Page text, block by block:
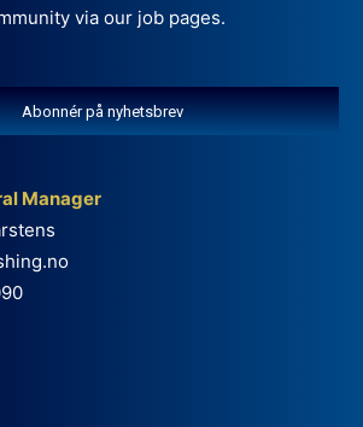
via our job pages.
Abonnér på nyhetsbrev
Manager